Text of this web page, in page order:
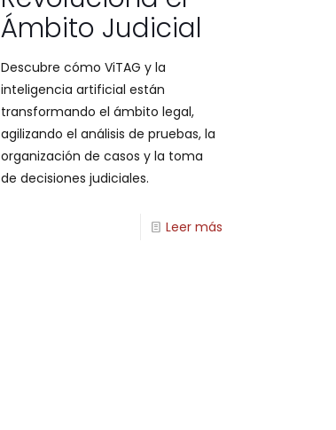
Ámbito Judicial
Descubre cómo ViTAG y la
inteligencia artificial están
transformando el ámbito legal,
agilizando el análisis de pruebas, la
organización de casos y la toma
de decisiones judiciales.
Leer más